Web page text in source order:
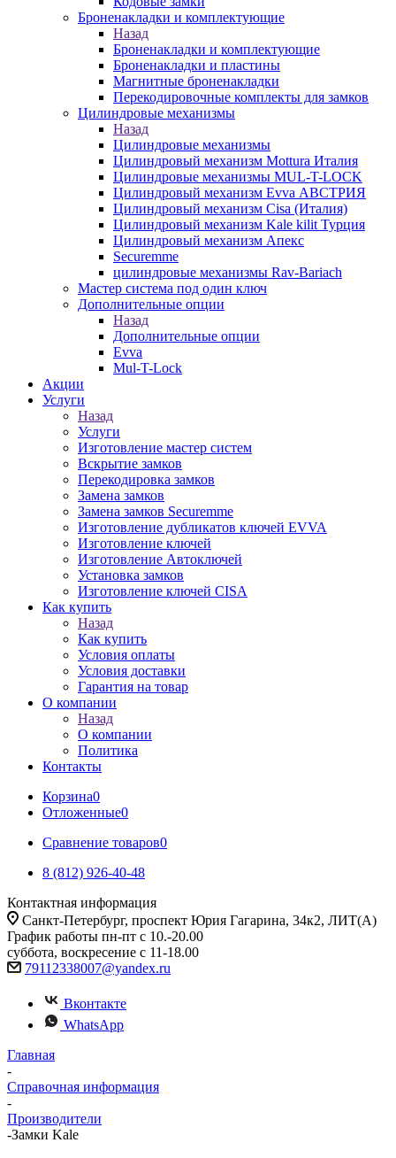
Броненакладки и комплектующие
Назад
Броненакладки и комплектующие
Броненакладки и пластины
Магнитные броненакладки
Перекодировочные комплекты для замков
Цилиндровые механизмы
Назад
Цилиндровые механизмы
Цилиндровый механизм Mottura Италия
Цилиндровые механизмы MUL-T-LOCK
Цилиндровый механизм Evva АВСТРИЯ
Цилиндровый механизм Cisa (Италия)
Цилиндровый механизм Kale kilit Турция
Цилиндровый механизм Апекс
Securemme
цилиндровые механизмы Rav-Bariach
Мастер система под один ключ
Дополнительные опции
Назад
Дополнительные опции
Evva
Mul-T-Lock
Акции
Услуги
Назад
Услуги
Изготовление мастер систем
Вскрытие замков
Перекодировка замков
Замена замков
Замена замков Securemme
Изготовление дубликатов ключей EVVA
Изготовление ключей
Изготовление Автоключей
Установка замков
Изготовление ключей CISA
Как купить
Назад
Как купить
Условия оплаты
Условия доставки
Гарантия на товар
О компании
Назад
О компании
Политика
Контакты
Корзина0
Отложенные0
Сравнение товаров0
8 (812) 926-40-48
Контактная информация
Санкт-Петербург, проспект Юрия Гагарина, 34к2, ЛИТ(А)
График работы пн-пт с 10.-20.00
суббота, воскресение с 11-18.00
79112338007@yandex.ru
Вконтакте
WhatsApp
Главная
-
Справочная информация
-
Производители
-Замки Kale